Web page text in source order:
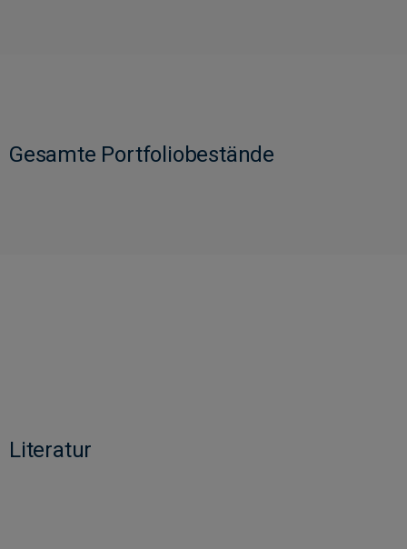
Gesamte Portfoliobestände
Literatur